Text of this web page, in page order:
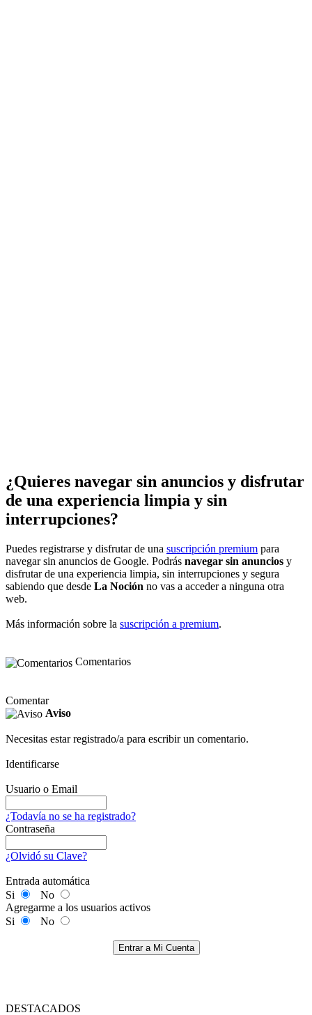
¿Quieres navegar sin anuncios y disfrutar
de una experiencia limpia y sin
interrupciones?
Puedes registrarse y disfrutar de una suscripción premium para
navegar sin anuncios de Google. Podrás navegar sin anuncios y
disfrutar de una experiencia limpia, sin interrupciones y segura
sabiendo que desde La Noción no vas a acceder a ninguna otra
web.
Más información sobre la suscripción a premium.
Comentarios
Comentar
Aviso
Necesitas estar registrado/a para escribir un comentario.
Identificarse
Usuario o Email
¿Todavía no se ha registrado?
Contraseña
¿Olvidó su Clave?
Entrada automática
Si
No
Agregarme a los usuarios activos
Si
No
Entrar a Mi Cuenta
DESTACADOS